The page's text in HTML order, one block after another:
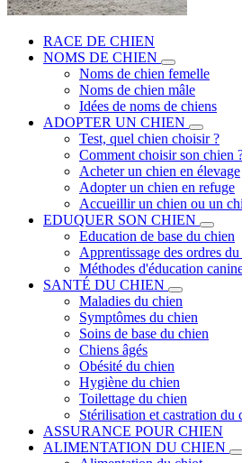
RACE DE CHIEN
NOMS DE CHIEN
Noms de chien femelle
Noms de chien mâle
Idées de noms de chiens
ADOPTER UN CHIEN
Test, quel chien choisir ?
Comment choisir son chien
Acheter un chien en élevage
Adopter un chien en refuge
Accueillir un chien ou un
EDUQUER SON CHIEN
Education de base du chien
Apprentissage des ordres
Méthodes d'éducation
SANTÉ DU CHIEN
Maladies du chien
Symptômes du chien
Soins de base du chien
Chiens âgés
Obésité du chien
Hygiène du chien
Toilettage du chien
Stérilisation et castration du
ASSURANCE POUR CHIEN
ALIMENTATION DU CHIEN